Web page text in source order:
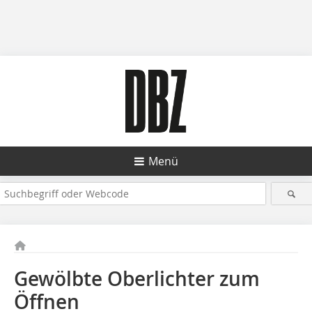
Menü
Gewölbte Oberlichter zum
Öffnen